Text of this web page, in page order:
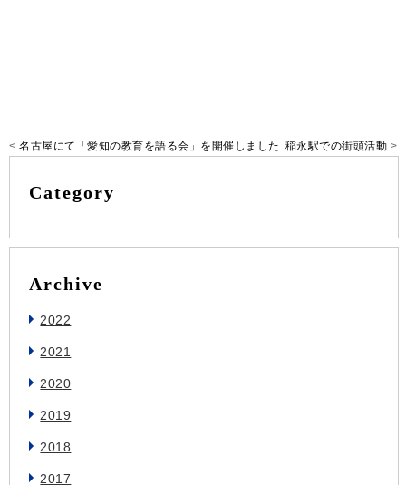
< 名古屋にて「愛知の教育を語る会」を開催しました 稲永駅での街頭活動 >
Category
Archive
2022
2021
2020
2019
2018
2017